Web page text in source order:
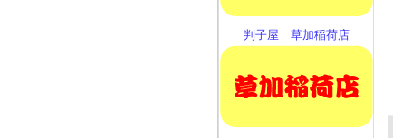
判子屋 草加稲荷店